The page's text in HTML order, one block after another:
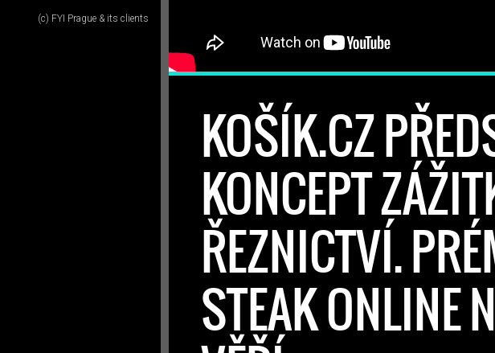
(c) FYI Prague & its clients
KOŠÍK.CZ
KONCEPT
ŘEZNICTVÍ.
STEAK ONLINE